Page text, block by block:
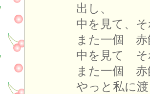
出し、
中を見て、
また一個 赤
中を見て そ
また一個 赤
やっと私に